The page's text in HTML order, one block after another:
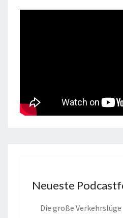
Neueste
Die große Verkehrslüge